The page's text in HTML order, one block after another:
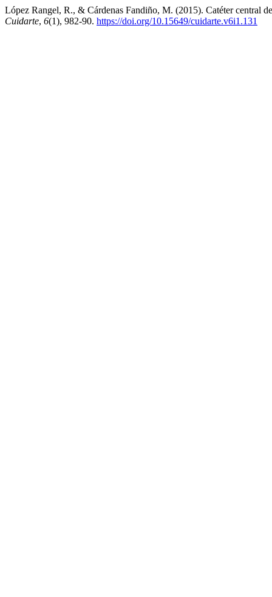
López Rangel, R., & Cárdenas Fandiño, M. (2015). Catéter central
Cuidarte, 6(1), 982-90. https://doi.org/10.15649/cuidarte.v6i1.131